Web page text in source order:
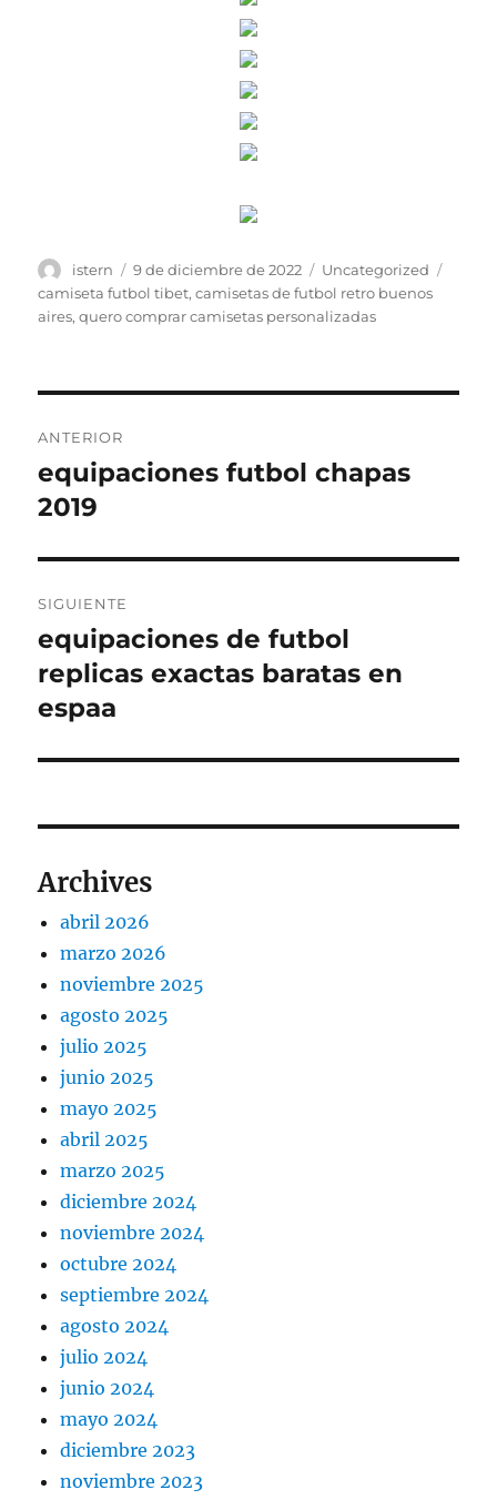
Autor
istern
Publicado
el
9 de diciembre de 2022 Categorías
Uncategorized
camiseta futbol tibet,camisetas de futbol retro buenos
aires,quero comprar camisetas personalizadas
de
entradas
ANTERIOR
Entrada
anterior:
equipaciones futbol chapas
2019
SIGUIENTE
Entrada
siguiente:
equipaciones de futbol
replicas exactas baratas en
espaa
Archives
abril 2026
marzo 2026
noviembre 2025
agosto 2025
julio 2025
junio 2025
mayo 2025
abril 2025
marzo 2025
diciembre 2024
noviembre 2024
octubre 2024
septiembre 2024
agosto 2024
julio 2024
junio 2024
mayo 2024
diciembre 2023
noviembre 2023